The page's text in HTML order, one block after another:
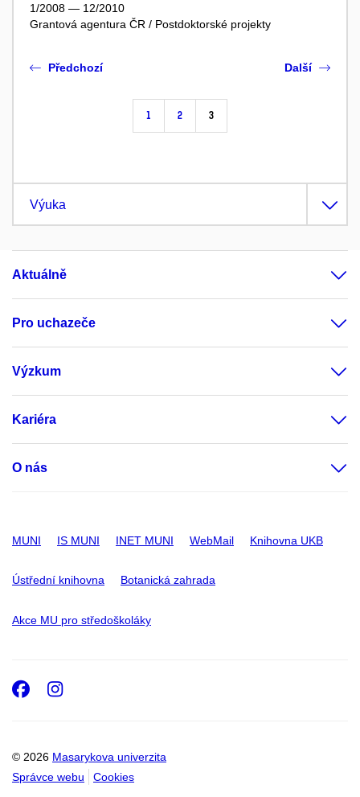
1/2008 — 12/2010
Grantová agentura ČR / Postdoktorské projekty
Předchozí
1 2 3
Další
Výuka
Aktuálně
Pro uchazeče
Výzkum
Kariéra
O nás
MUNI IS MUNI INET MUNI WebMail Knihovna UKB
Ústřední knihovna Botanická zahrada
Akce MU pro středoškoláky
© 2026 Masarykova univerzita
Správce webu
Cookies
Facebook
Instagram